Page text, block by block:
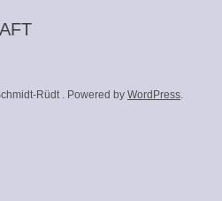
Rüdt . Powered by WordPress.